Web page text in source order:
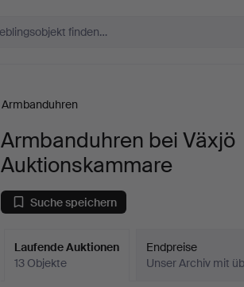
Armbanduhren
Armbanduhren bei Växjö
Auktionskammare
Suche speichern
Laufende Auktionen
13 Objekte
Endpreise
Unser Archiv mit